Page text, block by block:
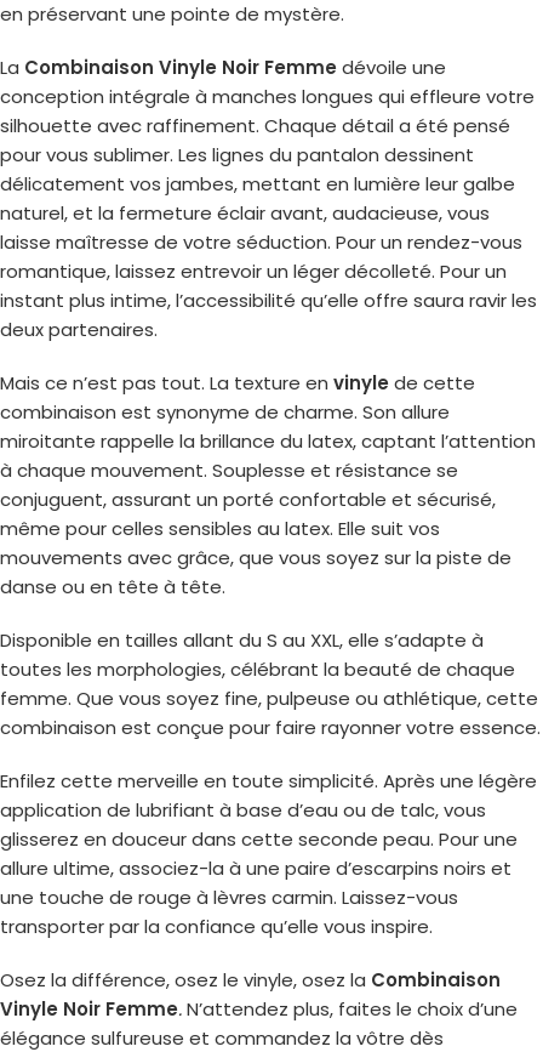
en préservant une pointe de mystère.
La Combinaison Vinyle Noir Femme dévoile une
conception intégrale à manches longues qui effleure votre
silhouette avec raffinement. Chaque détail a été pensé
pour vous sublimer. Les lignes du pantalon dessinent
délicatement vos jambes, mettant en lumière leur galbe
naturel, et la fermeture éclair avant, audacieuse, vous
laisse maîtresse de votre séduction. Pour un rendez-vous
romantique, laissez entrevoir un léger décolleté. Pour un
instant plus intime, l’accessibilité qu’elle offre saura ravir les
deux partenaires.
Mais ce n’est pas tout. La texture en vinyle de cette
combinaison est synonyme de charme. Son allure
miroitante rappelle la brillance du latex, captant l’attention
à chaque mouvement. Souplesse et résistance se
conjuguent, assurant un porté confortable et sécurisé,
même pour celles sensibles au latex. Elle suit vos
mouvements avec grâce, que vous soyez sur la piste de
danse ou en tête à tête.
Disponible en tailles allant du S au XXL, elle s’adapte à
toutes les morphologies, célébrant la beauté de chaque
femme. Que vous soyez fine, pulpeuse ou athlétique, cette
combinaison est conçue pour faire rayonner votre essence.
Enfilez cette merveille en toute simplicité. Après une légère
application de lubrifiant à base d’eau ou de talc, vous
glisserez en douceur dans cette seconde peau. Pour une
allure ultime, associez-la à une paire d’escarpins noirs et
une touche de rouge à lèvres carmin. Laissez-vous
transporter par la confiance qu’elle vous inspire.
Osez la différence, osez le vinyle, osez la Combinaison
Vinyle Noir Femme.N’attendez plus, faites le choix d’une
élégance sulfureuse et commandez la vôtre dès